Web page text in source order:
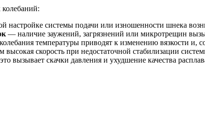
настройке системы подачи или изношенности шнека
— наличие заужений, загрязнений или микротрещин
температуры приводят к изменению вязкости и,
скорость при недостаточной стабилизации
вызывает скачки давления и ухудшение качества